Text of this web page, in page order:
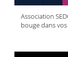
Association
bouge dans